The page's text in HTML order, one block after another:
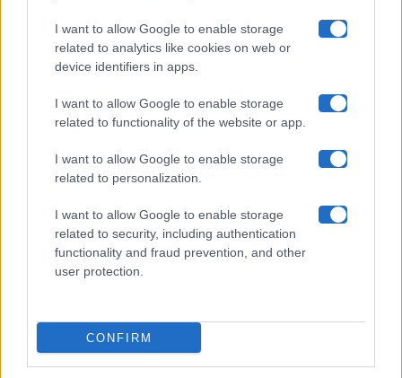
I want to allow Google to enable storage
related to analytics like cookies on web or
device identifiers in apps.
I want to allow Google to enable storage
related to functionality of the website or app.
I want to allow Google to enable storage
related to personalization.
I want to allow Google to enable storage
related to security, including authentication
functionality and fraud prevention, and other
user protection.
CONFIRM
Collabora con noi
Contatti
Privacy Policy
Cookie Policy
Preferenze Privacy- Riproduzione riservata - Photo
Credits: Le immagini presenti in questo sito sono di
proprietà di Maste Srl